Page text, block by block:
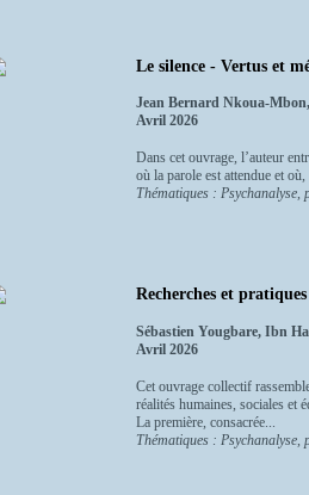
Le silence - Vertus et
Jean Bernard Nkoua-
Avril 2026
Dans cet ouvrage, l’auteur
où la parole est attendue et
Thématiques : Psychanalyse,
Recherches et
Sébastien Yougbare, Ibn
Avril 2026
Cet ouvrage collectif
réalités humaines, sociales et
La première, consacrée...
Thématiques : Psychanalyse,